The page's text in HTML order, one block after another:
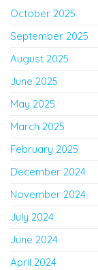
October 2025
September 2025
August 2025
June 2025
May 2025
March 2025
February 2025
December 2024
November 2024
July 2024
June 2024
April 2024